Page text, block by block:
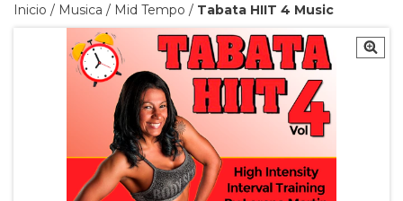
Inicio / Musica / Mid Tempo / Tabata HIIT 4 Music